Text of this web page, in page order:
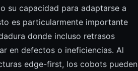
su capacidad para adaptarse a
es particularmente importante
donde incluso retrasos
en defectos o ineficiencias. Al
edge-first, los cobots pueden